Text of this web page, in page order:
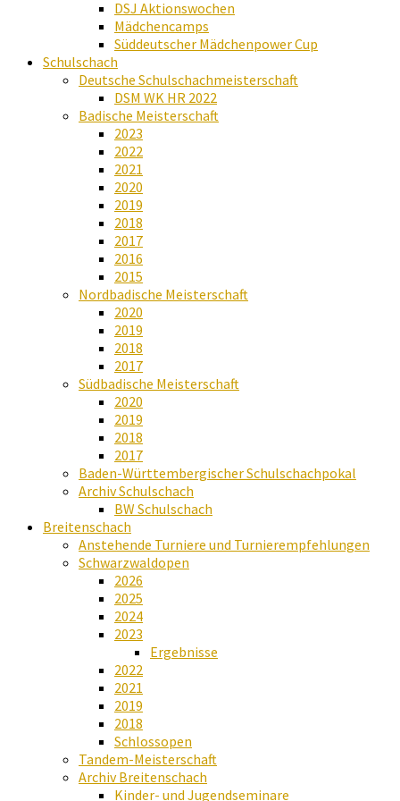
DSJ Aktionswochen
Mädchencamps
Süddeutscher Mädchenpower Cup
Schulschach
Deutsche Schulschachmeisterschaft
DSM WK HR 2022
Badische Meisterschaft
2023
2022
2021
2020
2019
2018
2017
2016
2015
Nordbadische Meisterschaft
2020
2019
2018
2017
Südbadische Meisterschaft
2020
2019
2018
2017
Baden-Württembergischer Schulschachpokal
Archiv Schulschach
BW Schulschach
Breitenschach
Anstehende Turniere und Turnierempfehlungen
Schwarzwaldopen
2026
2025
2024
2023
Ergebnisse
2022
2021
2019
2018
Schlossopen
Tandem-Meisterschaft
Archiv Breitenschach
Kinder- und Jugendseminare